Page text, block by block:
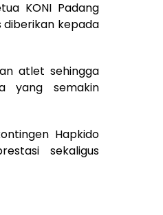
KONI Padang
kepada
atlet sehingga
yang semakin
Hapkido
sekaligus